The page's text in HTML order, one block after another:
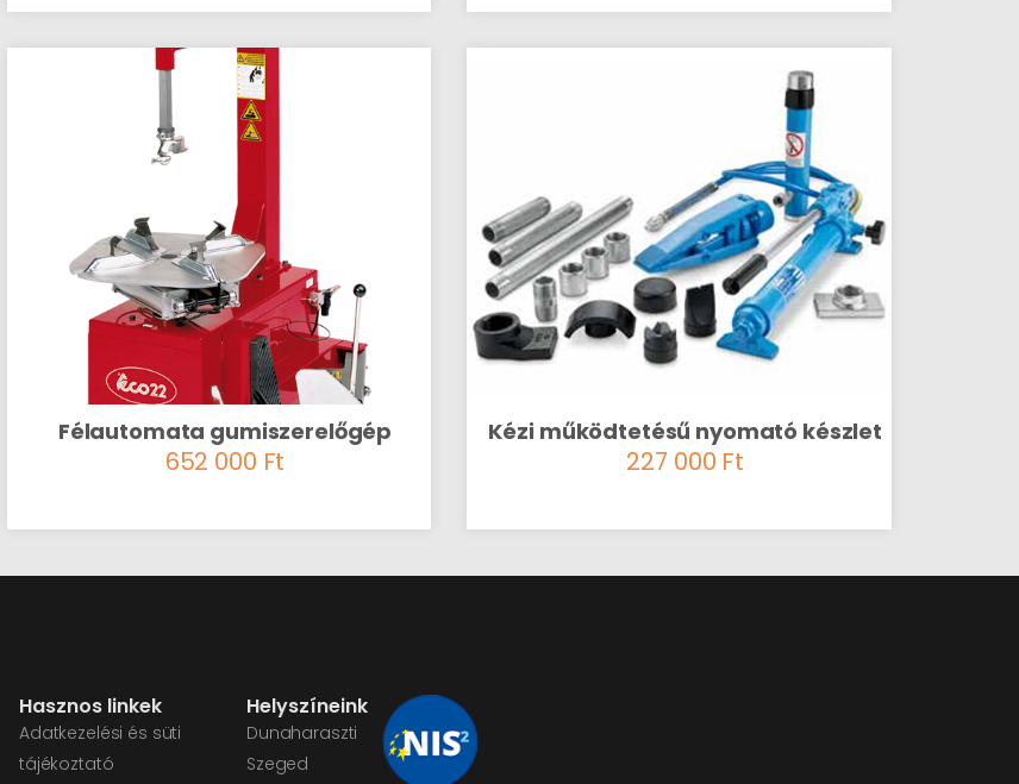
Félautomata gumiszerelőgép
652 000 Ft
Kézi működtetésű nyomató készlet
227 000 Ft
Hasznos linkek
Adatkezelési és süti
tájékoztató
Helyszíneink
Dunaharaszti
Szeged